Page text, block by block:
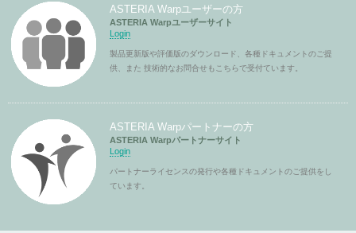
ASTERIA Warpユーザーの方
ASTERIA Warpユーザーサイト
Login
製品更新版や評価版のダウンロード、各種ドキュメントのご提
供、また 技術的なお問合せもこちらで受付ています。
ASTERIA Warpパートナーの方
ASTERIA Warpパートナーサイト
Login
パートナーライセンスの発行や各種ドキュメントのご提供をし
ています。